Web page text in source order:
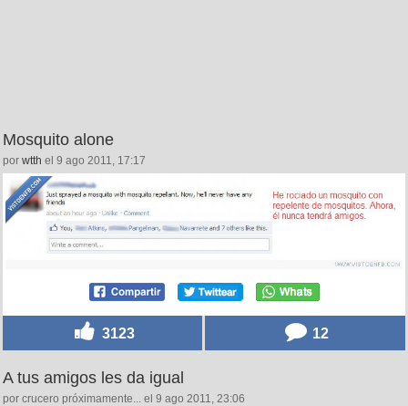
Mosquito alone
por wtth el 9 ago 2011, 17:17
3123 12
A tus amigos les da igual
por crucero próximamente... el 9 ago 2011, 23:06